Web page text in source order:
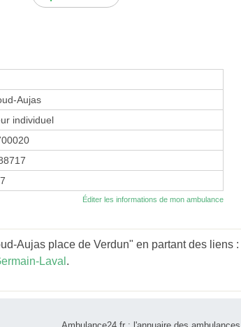
Aujas
individuel
Éditer les informations de mon ambulance
Aujas place de Verdun" en partant des liens :
Laval .